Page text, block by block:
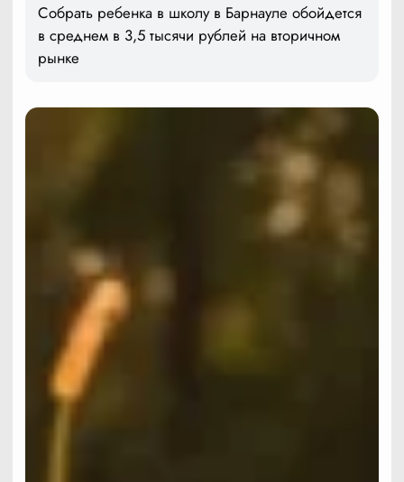
Собрать ребенка в школу в Барнауле обойдется
в среднем в 3,5 тысячи рублей на вторичном
рынке